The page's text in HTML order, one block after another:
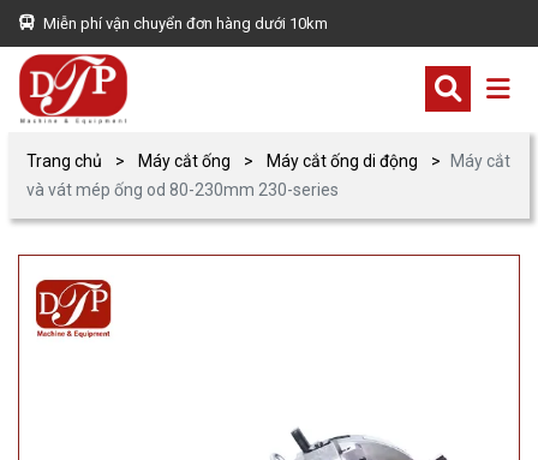
Miễn phí vận chuyển đơn hàng dưới 10km
Trang chủ Máy cắt ống Máy cắt ống di động
Máy cắt
và vát mép ống od 80-230mm 230-series